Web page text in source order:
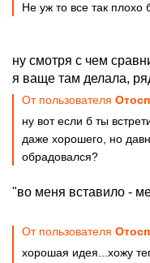
Не уж то все так плохо
ну смотря с чем
я ваще там делала,
От пользователя
ну вот если б ты
даже хорошего, но
обрадовался?
"во меня вставило -
От пользователя
хорошая идея...хожу